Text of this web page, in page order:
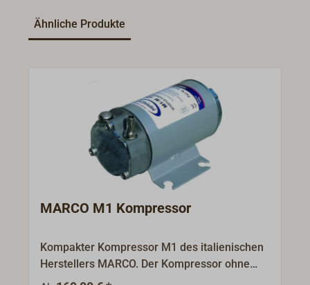
Ähnliche Produkte
MARCO M1 Kompressor
Kompakter Kompressor M1 des italienischen
Herstellers MARCO. Der Kompressor ohne
Öler ist mit seinen 2 bar Druck geeignet für